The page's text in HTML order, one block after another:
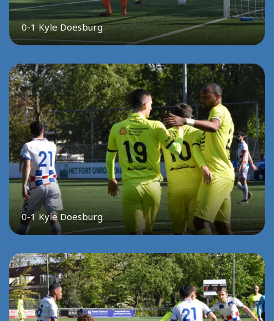
0-1 Kyle Doesburg
0-1 Kyle Doesburg